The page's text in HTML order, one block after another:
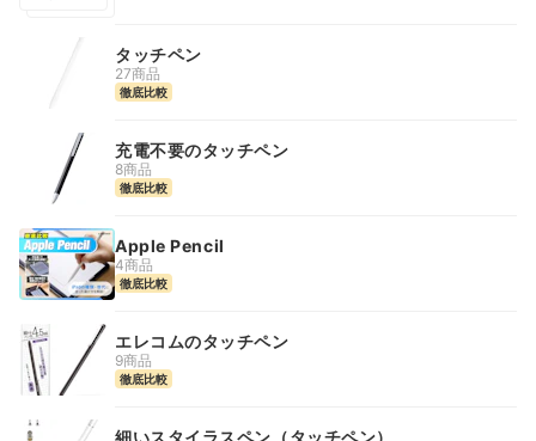
タッチペン
27商品
徹底比較
充電不要のタッチペン
8商品
徹底比較
Apple Pencil
4商品
徹底比較
エレコムのタッチペン
9商品
徹底比較
細いスタイラスペン（タッチペン）